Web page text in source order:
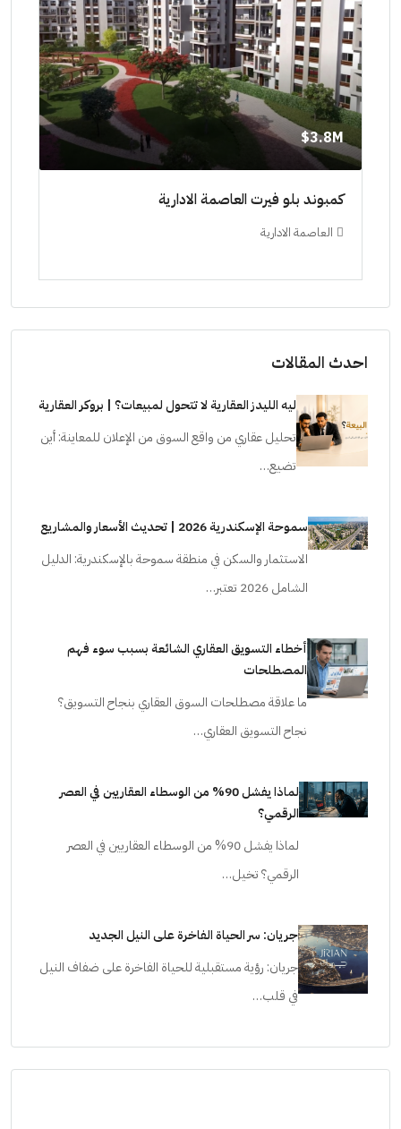
3.8M$
كمبوند بلو فيرت العاصمة الادارية
العاصمة الادارية
احدث المقالات
ليه الليدز العقارية لا تتحول لمبيعات؟ | بروكر العقارية
تحليل عقاري من واقع السوق من الإعلان للمعاينة: أين
تضيع…
سموحة الإسكندرية 2026 | تحديث الأسعار والمشاريع
الاستثمار والسكن في منطقة سموحة بالإسكندرية: الدليل
الشامل 2026 تعتبر…
أخطاء التسويق العقاري الشائعة بسبب سوء فهم
المصطلحات
ما علاقة مصطلحات السوق العقاري بنجاح التسويق؟
نجاح التسويق العقاري…
لماذا يفشل 90% من الوسطاء العقاريين في العصر
الرقمي؟
لماذا يفشل 90% من الوسطاء العقاريين في العصر
الرقمي؟ تخيل…
جريان: سر الحياة الفاخرة على النيل الجديد
جريان: رؤية مستقبلية للحياة الفاخرة على ضفاف النيل
في قلب…